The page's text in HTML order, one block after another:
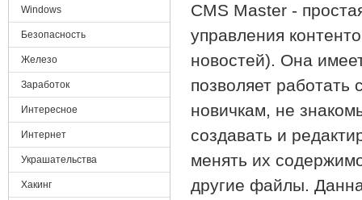
CMS Master -
управления
новостей). Она
позволяет
новичкам, не
создавать и
менять их
другие файлы.
Windows
Безопасность
Железо
Заработок
Интересное
Интернет
Украшательства
Хакинг